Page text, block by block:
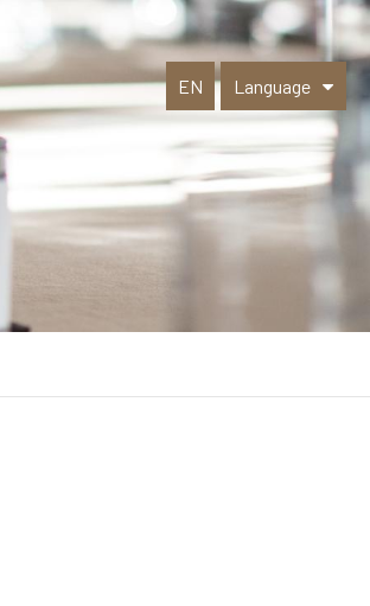
EN Language
Select Language